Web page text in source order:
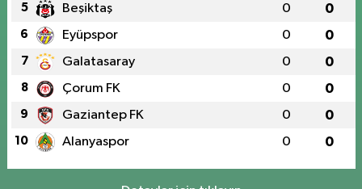
5 Beşiktaş 0 0
6 Eyüpspor 0 0
7 Galatasaray 0 0
8 Çorum FK 0 0
9 Gaziantep FK 0 0
10 Alanyaspor 0 0